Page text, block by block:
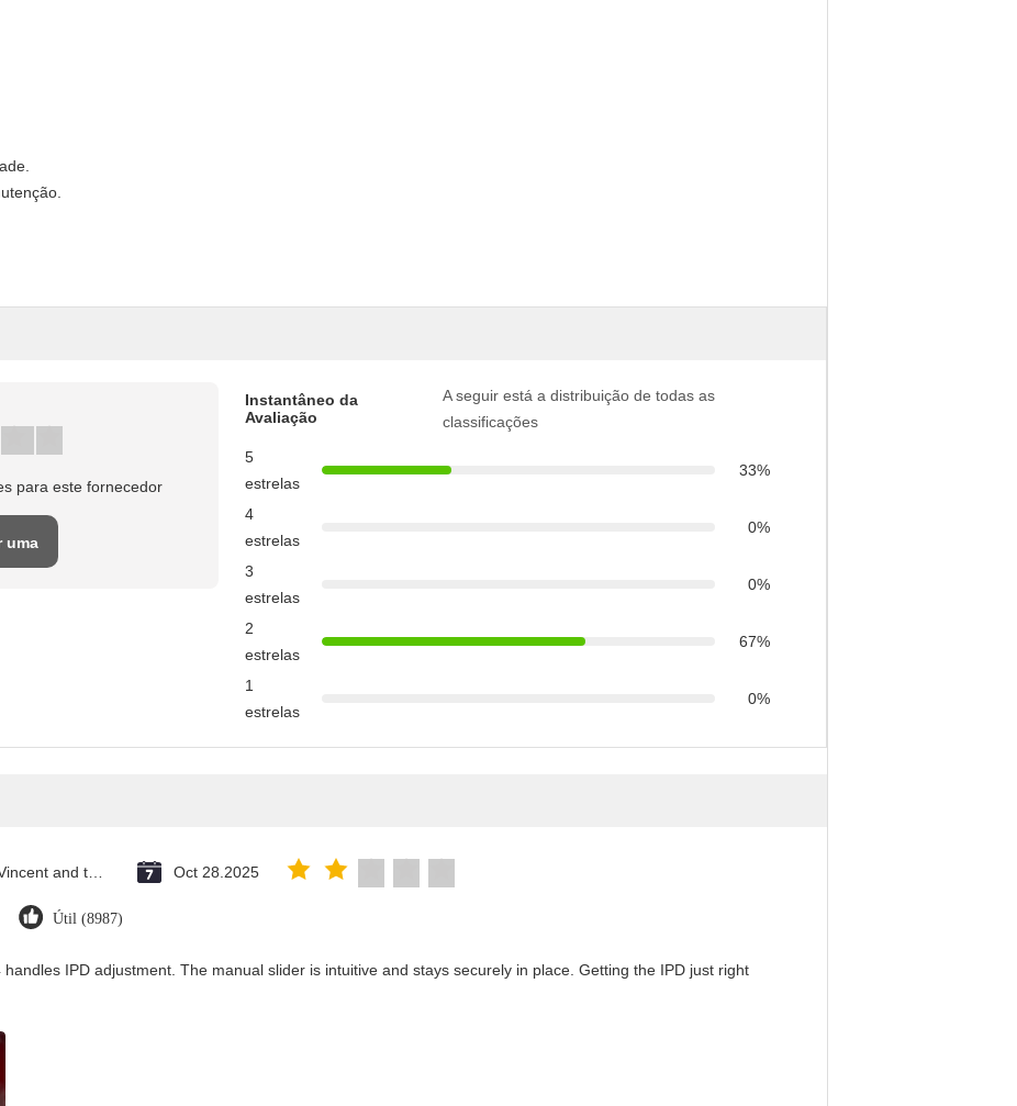
para este fornecedor
uma
Instantâneo da
Avaliação
A seguir está a distribuição de todas as
classificações
5
estrelas
33%
4
estrelas
0%
3
estrelas
0%
2
estrelas
67%
1
estrelas
0%
Oct 28.2025
Útil (8987)
IPD adjustment. The manual slider is intuitive and stays securely in place. Getting the IPD just right